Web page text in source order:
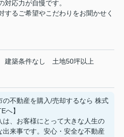
対応力が自慢です。
するご希望やこだわりをお聞かせく
建築条件なし 土地50坪以上
の不動産を購入/売却するなら 株式
へ】
は、お客様にとって大きな人生の
出来事です。安心・安全な不動産